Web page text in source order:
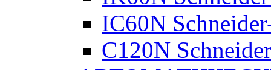
IC60N
C120N